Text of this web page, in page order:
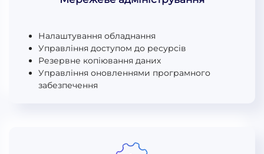
Налаштування обладнання
Управління доступом до ресурсів
Резервне копіювання даних
Управління оновленнями програмного
забезпечення